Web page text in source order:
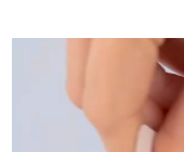
Thailandia